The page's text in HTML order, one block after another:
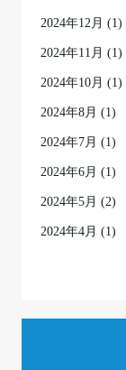
2024年12月 (1)
2024年11月 (1)
2024年10月 (1)
2024年8月 (1)
2024年7月 (1)
2024年6月 (1)
2024年5月 (2)
2024年4月 (1)